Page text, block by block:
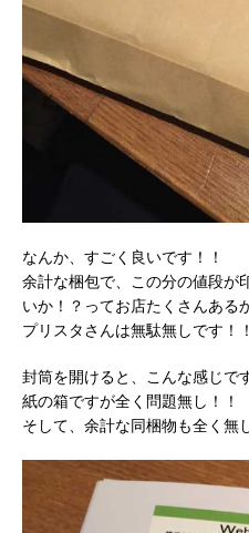
なんか、すごく良いです！！
余計な梱包で、この分の値段が
いか！？ってお店たくさんある
プリスタさんは無駄無しです！！
封筒を開けると、こんな感じです
紙の箱ですが全く問題無し！！
そして、余計な同梱物も全く無